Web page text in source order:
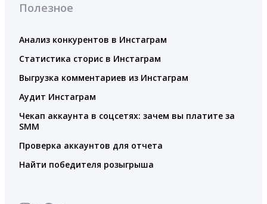
Полезное
Анализ конкурентов в Инстаграм
Статистика сторис в Инстаграм
Выгрузка комментариев из Инстаграм
Аудит Инстаграм
Чекап аккаунта в соцсетях: зачем вы платите за
SMM
Проверка аккаунтов для отчета
Найти победителя розыгрыша